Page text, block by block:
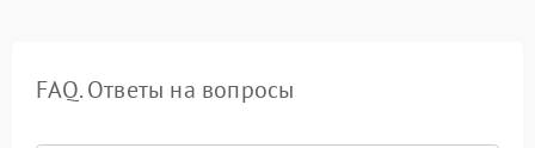
FAQ. Ответы на вопросы